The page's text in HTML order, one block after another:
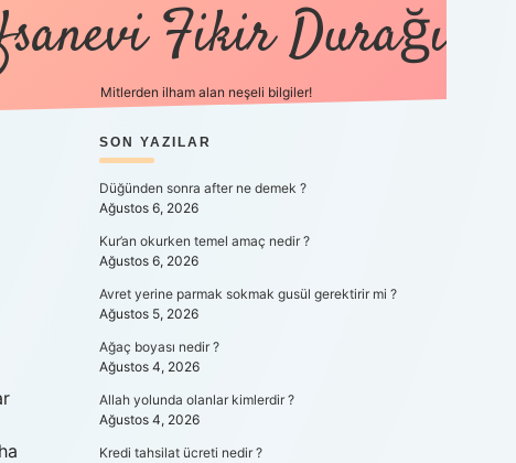
Fikir Durağı
Mitlerden ilham alan neşeli bilgiler!
SIDEBAR
SON YAZILAR
Düğünden sonra after ne demek ?
Ağustos 6, 2026
Kur’an okurken temel amaç nedir ?
Ağustos 6, 2026
Avret yerine parmak sokmak gusül gerektirir mi ?
Ağustos 5, 2026
Ağaç boyası nedir ?
Ağustos 4, 2026
Allah yolunda olanlar kimlerdir ?
Ağustos 4, 2026
Kredi tahsilat ücreti nedir ?